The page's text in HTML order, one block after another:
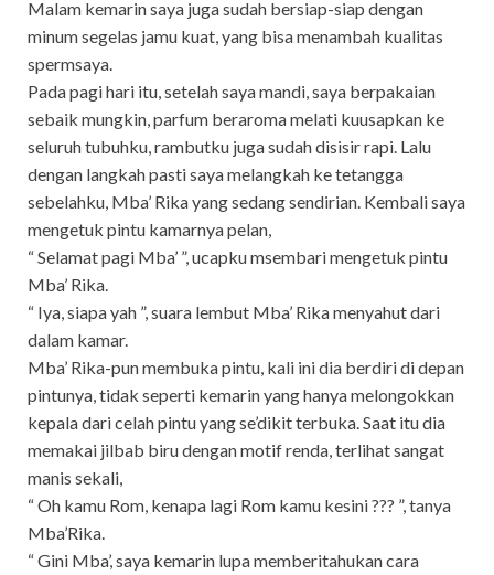
Malam kemarin saya juga sudah bersiap-siap dengan
minum segelas jamu kuat, yang bisa menambah kualitas
spermsaya.
Pada pagi hari itu, setelah saya mandi, saya berpakaian
sebaik mungkin, parfum beraroma melati kuusapkan ke
seluruh tubuhku, rambutku juga sudah disisir rapi. Lalu
dengan langkah pasti saya melangkah ke tetangga
sebelahku, Mba’ Rika yang sedang sendirian. Kembali saya
mengetuk pintu kamarnya pelan,
“ Selamat pagi Mba’ ”, ucapku msembari mengetuk pintu
Mba’ Rika.
“ Iya, siapa yah ”, suara lembut Mba’ Rika menyahut dari
dalam kamar.
Mba’ Rika-pun membuka pintu, kali ini dia berdiri di depan
pintunya, tidak seperti kemarin yang hanya melongokkan
kepala dari celah pintu yang se’dikit terbuka. Saat itu dia
memakai jilbab biru dengan motif renda, terlihat sangat
manis sekali,
“ Oh kamu Rom, kenapa lagi Rom kamu kesini ??? ”, tanya
Mba’Rika.
“ Gini Mba’, saya kemarin lupa memberitahukan cara